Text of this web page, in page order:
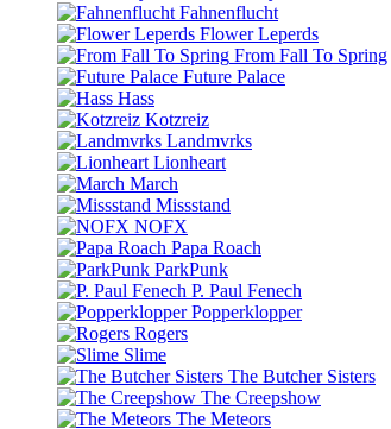
Fahnenflucht
Flower Leperds
From Fall To Spring
Future Palace
Hass
Kotzreiz
Landmvrks
Lionheart
March
Missstand
NOFX
Papa Roach
ParkPunk
P. Paul Fenech
Popperklopper
Rogers
Slime
The Butcher Sisters
The Creepshow
The Meteors